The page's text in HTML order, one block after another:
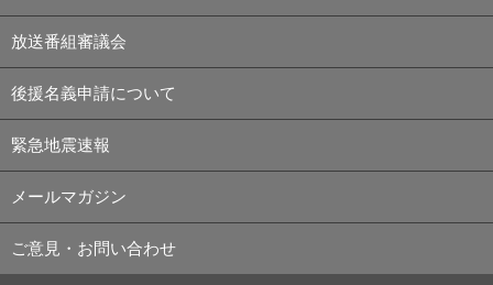
放送番組審議会
後援名義申請について
緊急地震速報
メールマガジン
ご意見・お問い合わせ